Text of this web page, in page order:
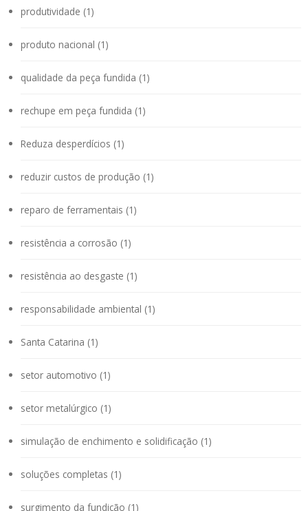
produtividade (1)
produto nacional (1)
qualidade da peça fundida (1)
rechupe em peça fundida (1)
Reduza desperdícios (1)
reduzir custos de produção (1)
reparo de ferramentais (1)
resistência a corrosão (1)
resistência ao desgaste (1)
responsabilidade ambiental (1)
Santa Catarina (1)
setor automotivo (1)
setor metalúrgico (1)
simulação de enchimento e solidificação (1)
soluções completas (1)
surgimento da fundição (1)